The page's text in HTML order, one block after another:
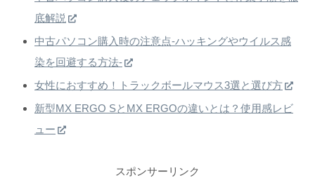
底解説
中古パソコン購入時の注意点-ハッキングやウイルス感
染を回避する方法-
女性におすすめ！トラックボールマウス3選と選び方
新型MX ERGO SとMX ERGOの違いとは？使用感レビ
ュー
スポンサーリンク